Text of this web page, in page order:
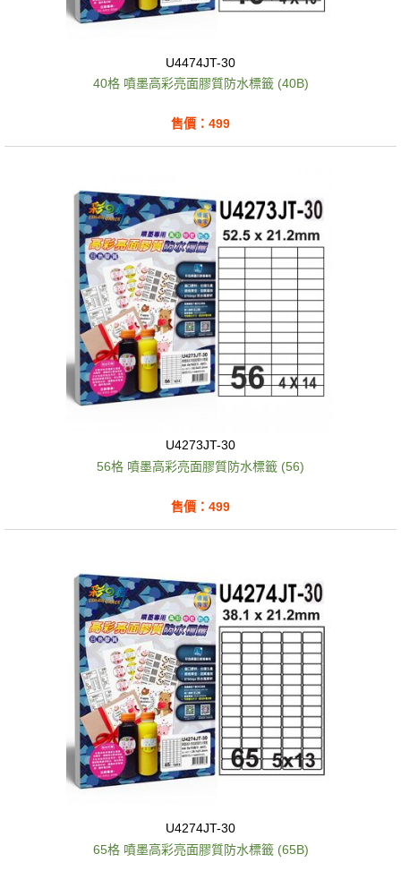
U4474JT-30
40格 噴墨高彩亮面膠質防水標籤 (40B)
售價：499
U4273JT-30
56格 噴墨高彩亮面膠質防水標籤 (56)
售價：499
U4274JT-30
65格 噴墨高彩亮面膠質防水標籤 (65B)